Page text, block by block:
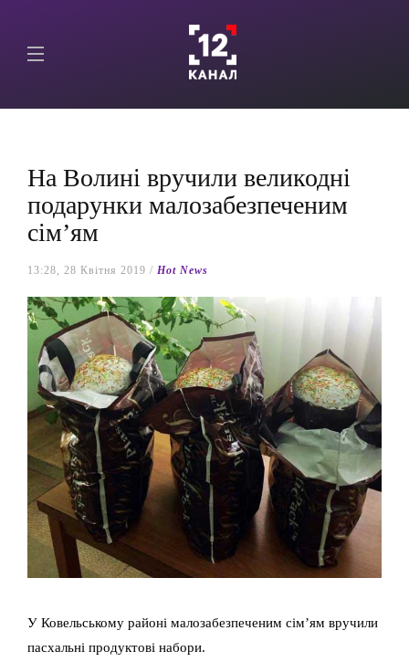
На Волині вручили великодні
подарунки малозабезпеченим
сім’ям
13:28, 28 Квітня 2019 / Hot News
У Ковельському районі малозабезпеченим сім’ям вручили
пасхальні продуктові набори.